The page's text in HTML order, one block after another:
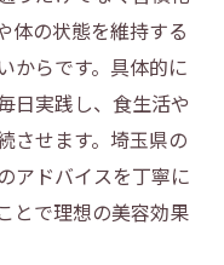
体の状態を維持する
からです。具体的に
日実践し、食生活や
させます。埼玉県の
アドバイスを丁寧に
とで理想の美容効果